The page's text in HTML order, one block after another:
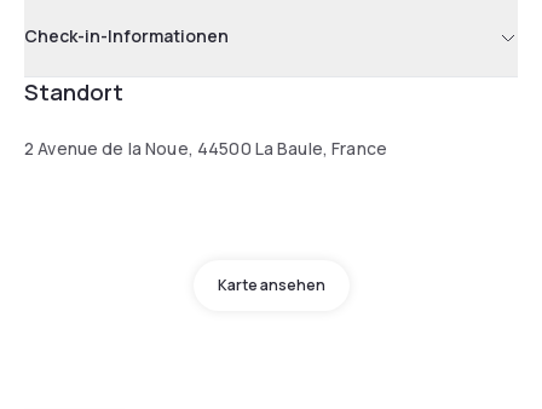
Check-in-Informationen
Standort
2 Avenue de la Noue, 44500 La Baule, France
Karte ansehen